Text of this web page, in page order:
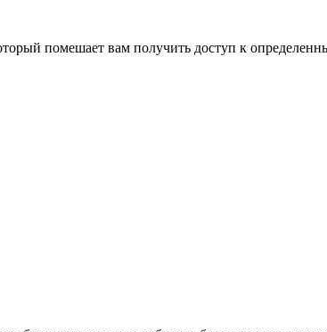
помешает вам получить доступ к